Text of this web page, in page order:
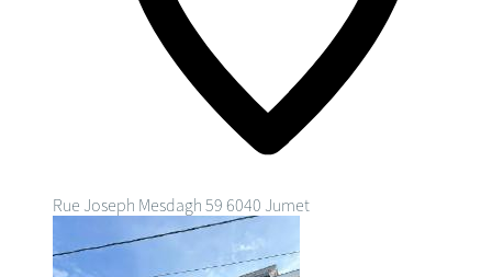
Rue Joseph Mesdagh 59 6040 Jumet